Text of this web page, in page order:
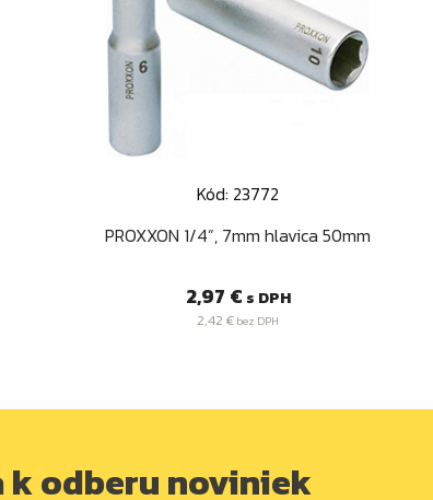
Kód: 23772
PROXXON 1/4”, 7mm hlavica 50mm
Cena
2,97 € s DPH
2,42 € bez DPH
 Rýchly náhľad
k odberu noviniek